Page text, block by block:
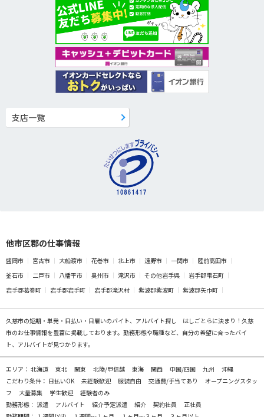
支店一覧
他市区郡の仕事情報
盛岡市 宮古市 大船渡市 花巻市 北上市 遠野市 一関市
陸前高田市
釜石市
二戸市 八幡平市 奥州市 滝沢市 その他岩手県
岩手郡雫石町
岩手郡葛巻町
岩手郡岩手町 岩手郡滝沢村 紫波郡紫波町 紫波郡矢巾町
久慈市の短期・単発・日払い・日雇いのバイト、アルバイト探し
はしごとらに決まり！久慈
市のお仕事情報を豊富に掲載しております。勤務形態や職種など、自分の希望に合ったバイ
ト、アルバイトが見つかります。
エリア： 北海道 東北 関東 北陸/甲信越 東海 関西 中国/四国 九州
沖縄
こだわり条件： 日払いOK 未経験歓迎 服装自由 交通費/手当てあり
オープニングスタッ
フ
大量募集 学生歓迎
経験者のみ
勤務形態： 派遣 アルバイト 紹介予定派遣 紹介 契約社員
正社員